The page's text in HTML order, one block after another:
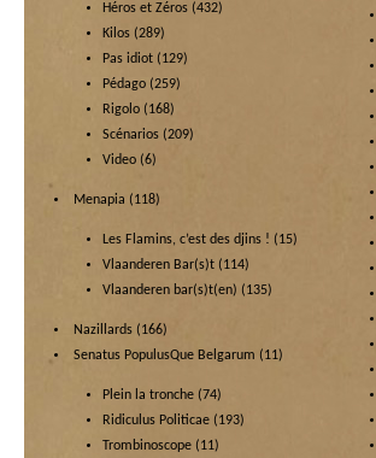
Héros et Zéros (432)
Kilos (289)
Pas idiot (129)
Pédago (259)
Rigolo (168)
Scénarios (209)
Video (6)
Menapia (118)
Les Flamins, c’est des djins ! (15)
Vlaanderen Bar(s)t (114)
Vlaanderen bar(s)t(en) (135)
Nazillards (166)
Senatus PopulusQue Belgarum (11)
Plein la tronche (74)
Ridiculus Politicae (193)
Trombinoscope (11)